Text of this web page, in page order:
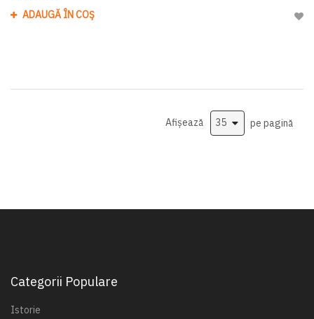
ADAUGĂ ÎN COȘ
Afișează pe pagină
Categorii Populare
Istorie